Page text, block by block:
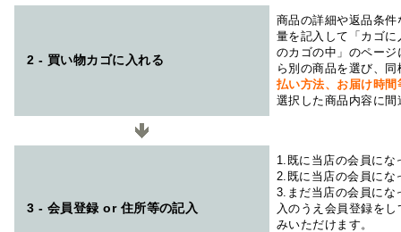
2 - 買い物カゴに入れる
商品の詳細や返品条
量を記入して「カゴ
のカゴの中」のペー
ら別の商品を選び、
払い方法、お届け時
選択した商品内容に
3 - 会員登録 or 住所等の記入
1.既に当店の会員にな
2.既に当店の会員にな
3.まだ当店の会員にな
入のうえ会員登録を
みいただけます。